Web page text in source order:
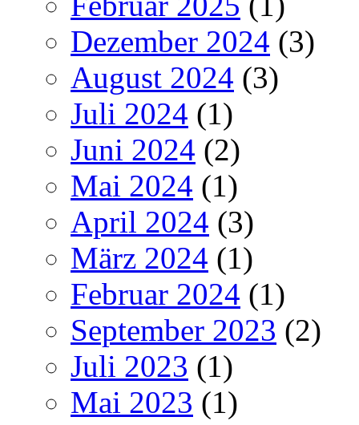
Dezember 2024 (3)
August 2024 (3)
Juli 2024 (1)
Juni 2024 (2)
Mai 2024 (1)
April 2024 (3)
März 2024 (1)
Februar 2024 (1)
September 2023 (2)
Juli 2023 (1)
Mai 2023 (1)